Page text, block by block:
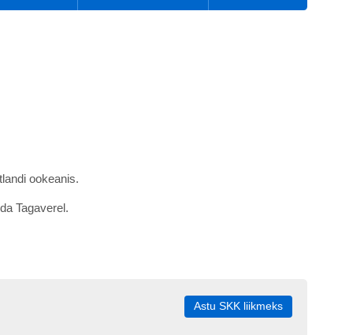
ookeanis.
Tagaverel.
Astu SKK liikmeks